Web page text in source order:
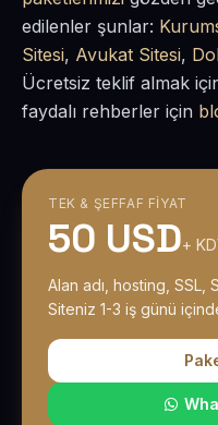
edilenler şunlar:
Sitesi, Avukat Sitesi,
Ücretsiz teklif almak
faydalı rehberler için
TEK & ŞEFFAF FIYAT
50 USD+
Alan adı, hosting, SSL,
Siteniz 1-3 iş günü